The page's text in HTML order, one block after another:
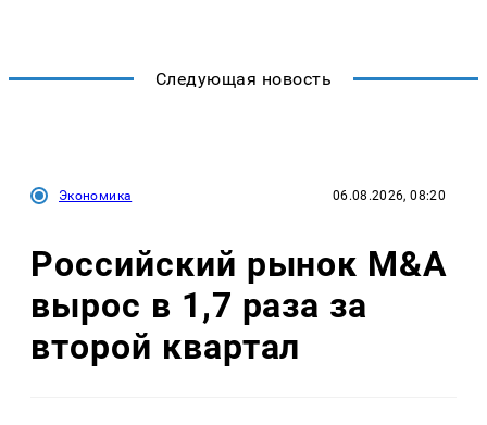
Следующая новость
Экономика 06.08.2026, 08:20
Российский рынок M&A
вырос в 1,7 раза за
второй квартал